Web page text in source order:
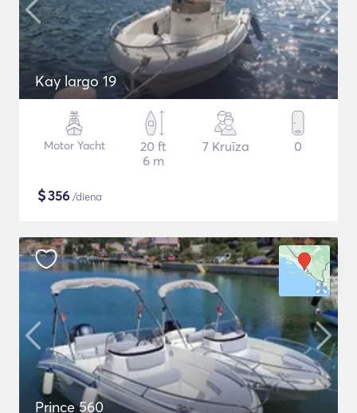
Kay largo 19
Motor Yacht
20 ft
6 m
7 Kruīza 0
$356 /diena
Prince 560